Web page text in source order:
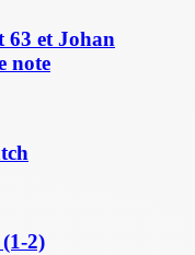
63 et Johan
note
2)